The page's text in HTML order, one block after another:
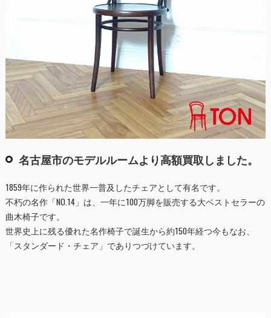
名古屋市のモデルルームより高額買取しました。
1859年に作られた世界一普及したチェアとして有名です。
不朽の名作「NO.14」は、一年に100万脚を販売する大ベストセラーの
曲木椅子です。
世界史上に残る優れた名作椅子で誕生から約150年経つ今もなお、
「スタンダード・チェア」でありつづけています。